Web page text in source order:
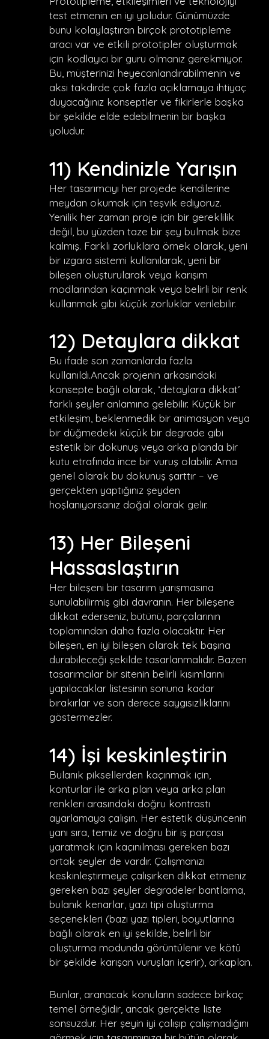
test etmenin en iyi yoludur. Günümüzde
bunu kolaylaştıran birçok prototipleme
aracı var ve etkili prototipler oluşturmak
için kodlayıcı bir guru olmanız gerekmiyor.
Bu, müşterinizi heyecanlandırabilmenin ve
aksi takdirde çok fazla açıklamaya ihtiyaç
duyacağınız konseptler ve fikirlerle başka
bir şekilde elde edebilmenin bir başka
yoludur.
11) Kendinizle Yarışın
Her tasarımcıyı her projede kendilerine
meydan okumak için teşvik ediyoruz.
Yenilik her zaman proje için bir gereklilik
değil, bu yüzden taze bir şey bulmak bize
kalmış. Farklı zorluklara örnek olarak, yeni
bir ızgara sistemi kullanılarak, yeni bir
bileşen oluşturularak veya karışım
modlarından kaçınmak veya belirli bir renk
kullanmak gibi küçük zorluklar verilebilir.
12) Detaylara dikkat
Bu ifade son zamanlarda fazla
kullanıldı.Ancak projenin arkasındaki
konsepte bağlı olarak, ‘detaylara dikkat’
farklı şeyler anlamına gelebilir. Küçük bir
etkileşim, beklenmedik bir animasyon veya
bir düğmedeki küçük bir degrade gibi
estetik bir dokunuş veya arka planda bir
kutu etrafında ince bir vuruş olabilir. Ama
genel olarak bu dokunuş şarttır – ve
gerçekten yaptığınız şeyden
hoşlanıyorsanız doğal olarak gelir.
13) Her Bileşeni
Hassaslaştırın
Her bileşeni bir tasarım yarışmasına
sunulabilirmiş gibi davranın. Her bileşene
dikkat ederseniz, bütünü, parçalarının
toplamından daha fazla olacaktır. Her
bileşen, en iyi bileşen olarak tek başına
durabileceği şekilde tasarlanmalıdır. Bazen
tasarımcılar bir sitenin belirli kısımlarını
yapılacaklar listesinin sonuna kadar
bırakırlar ve son derece saygısızlıklarını
göstermezler.
14) İşi keskinleştirin
Bulanık piksellerden kaçınmak için,
konturlar ile arka plan veya arka plan
renkleri arasındaki doğru kontrastı
ayarlamaya çalışın. Her estetik düşüncenin
yanı sıra, temiz ve doğru bir iş parçası
yaratmak için kaçınılması gereken bazı
ortak şeyler de vardır. Çalışmanızı
keskinleştirmeye çalışırken dikkat etmeniz
gereken bazı şeyler degradeler bantlama,
bulanık kenarlar, yazı tipi oluşturma
seçenekleri (bazı yazı tipleri, boyutlarına
bağlı olarak en iyi şekilde, belirli bir
oluşturma modunda görüntülenir ve kötü
bir şekilde karışan vuruşları içerir), arkaplan.
Bunlar, aranacak konuların sadece birkaç
temel örneğidir, ancak gerçekte liste
sonsuzdur. Her şeyin iyi çalışıp çalışmadığını